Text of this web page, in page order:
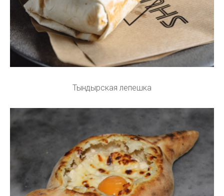
Тындырская лепешка